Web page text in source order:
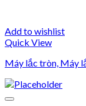
Add to wishlist
Quick View
Máy lắc tròn, Máy